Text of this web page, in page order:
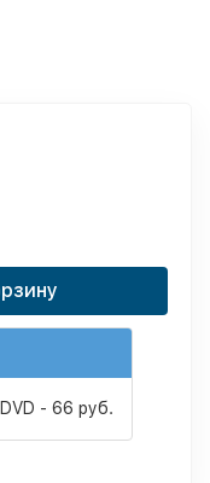
- 66 руб.